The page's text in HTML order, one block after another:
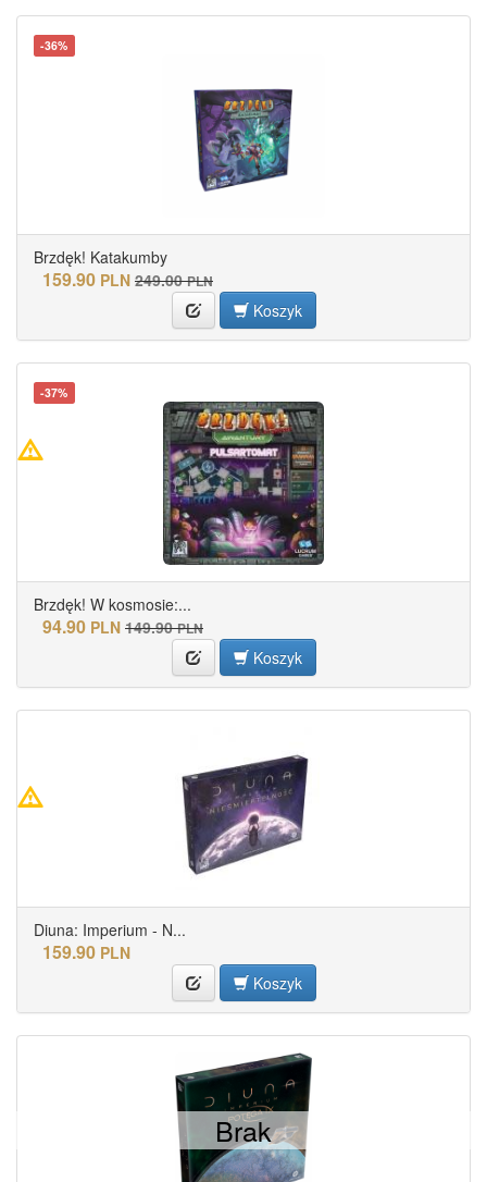
-36%
Brzdęk! Katakumby
159.90 PLN 249.00 PLN
Koszyk
-37%
Brzdęk! W kosmosie:...
94.90 PLN 149.90 PLN
Koszyk
Diuna: Imperium - N...
159.90 PLN
Koszyk
Brak